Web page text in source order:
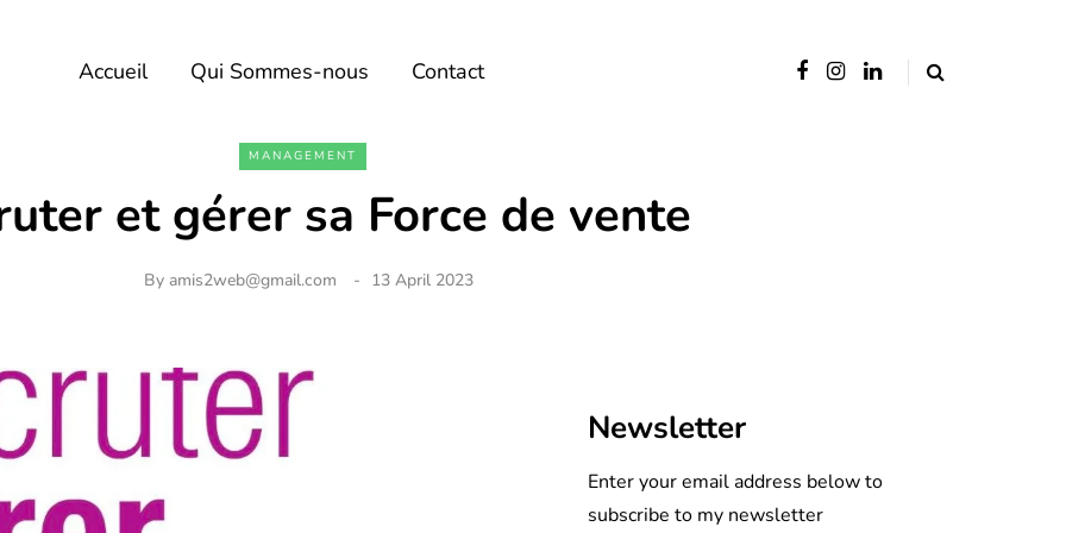
Accueil Qui Sommes-nous Contact
MANAGEMENT
et gérer sa Force de vente
By amis2web@gmail.com 13 April 2023
Newsletter
Enter your email address below to
subscribe to my newsletter